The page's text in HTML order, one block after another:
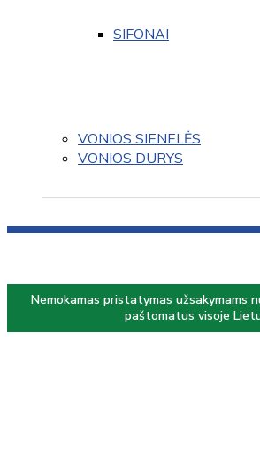
SIFONAI
VONIOS SIENELĖS
VONIOS DURYS
Nemokamas pristatymas užsakymams
paštomatus visoje